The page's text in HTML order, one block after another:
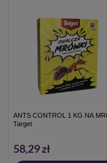
ANTS CONTROL 1 KG NA
Target
58,29 zł